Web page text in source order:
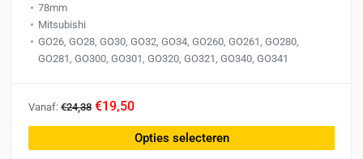
78mm
Mitsubishi
GO26, GO28, GO30, GO32, GO34, GO260, GO261, GO280,
GO281, GO300, GO301, GO320, GO321, GO340, GO341
Vanaf: €24,38 €19,50
Opties selecteren
product
heeft
meerdere